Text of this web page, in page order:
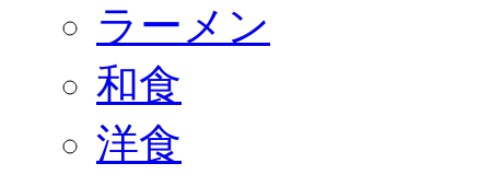
ラーメン
和食
洋食